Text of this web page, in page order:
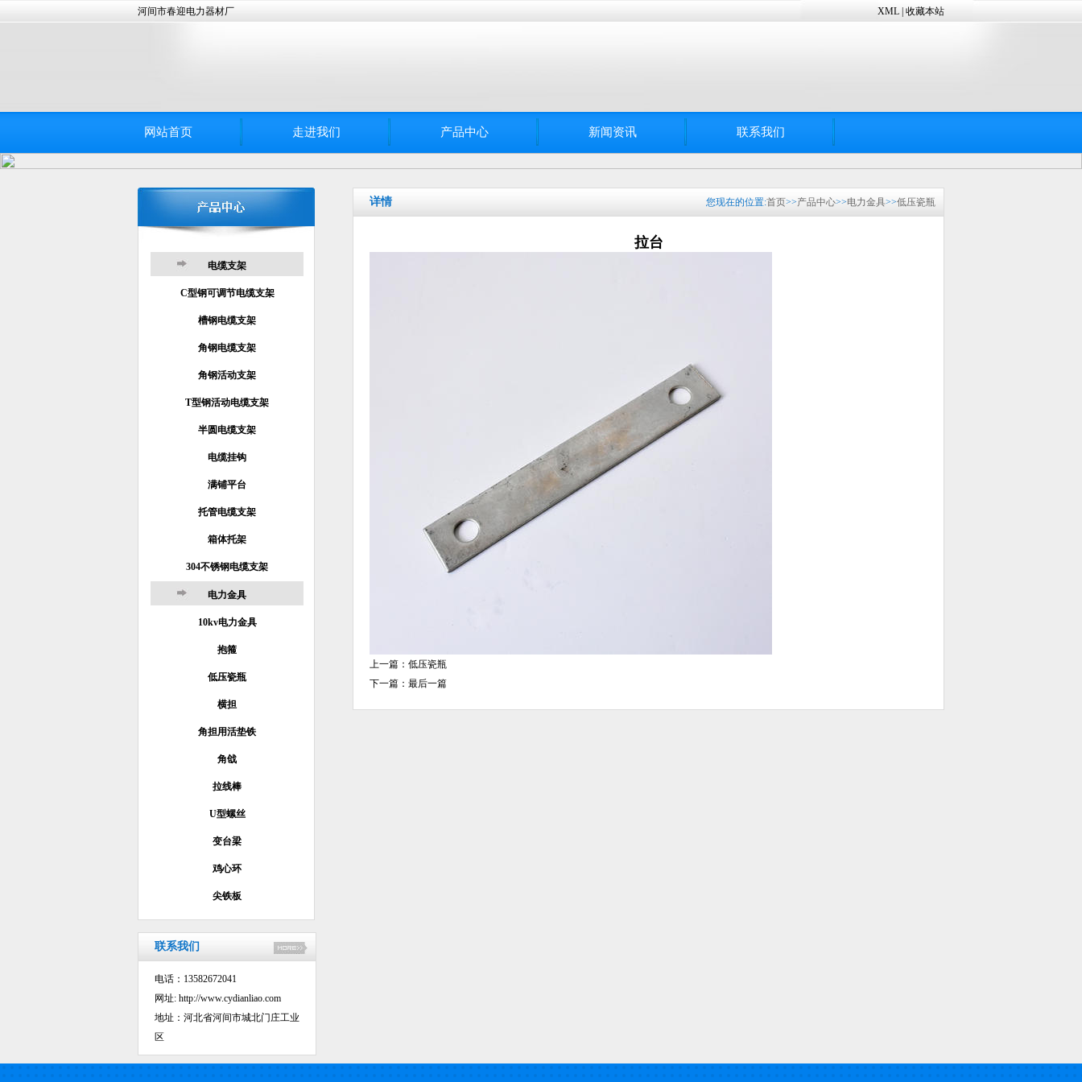
河间市春迎电力器材厂 XML 收藏本站
网站首页 走进我们 产品中心 新闻资讯 联系我们
电缆支架
C型钢可调节电缆支架
槽钢电缆支架
角钢电缆支架
角钢活动支架
T型钢活动电缆支架
半圆电缆支架
电缆挂钩
满铺平台
托管电缆支架
箱体托架
304不锈钢电缆支架
电力金具
10kv电力金具
抱箍
低压瓷瓶
横担
角担用活垫铁
角戗
拉线棒
U型螺丝
变台梁
鸡心环
尖铁板
联系我们
电话：13582672041
网址: http://www.cydianliao.com
地址：河北省河间市城北门庄工业
区
您现在的位置:首页>>产品中心>>电力金具>>低压瓷瓶
详情
拉台
上一篇： 低压瓷瓶
下一篇：最后一篇